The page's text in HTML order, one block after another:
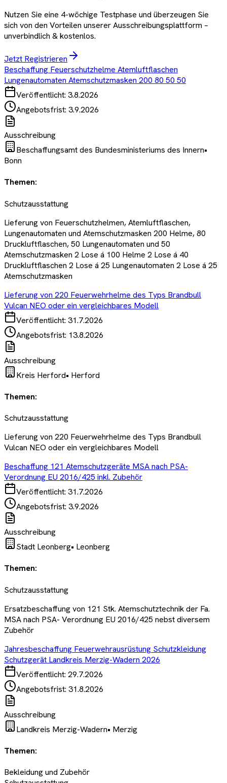
Nutzen Sie eine 4-wöchige Testphase und überzeugen Sie
sich von den Vorteilen unserer Ausschreibungsplattform –
unverbindlich & kostenlos.
Jetzt Registrieren
Beschaffung Feuerschutzhelme Atemluftflaschen
Lungenautomaten Atemschutzmasken 200 80 50 50
Veröffentlicht: 3.8.2026
Angebotsfrist: 3.9.2026
Ausschreibung
Beschaffungsamt des Bundesministeriums des Innern•
Bonn
Themen:
Schutzausstattung
Lieferung von Feuerschutzhelmen, Atemluftflaschen,
Lungenautomaten und Atemschutzmasken 200 Helme, 80
Druckluftflaschen, 50 Lungenautomaten und 50
Atemschutzmasken 2 Lose á 100 Helme 2 Lose á 40
Druckluftflaschen 2 Lose á 25 Lungenautomaten 2 Lose á 25
Atemschutzmasken
Lieferung von 220 Feuerwehrhelme des Typs Brandbull
Vulcan NEO oder ein vergleichbares Modell
Veröffentlicht: 31.7.2026
Angebotsfrist: 13.8.2026
Ausschreibung
Kreis Herford• Herford
Themen:
Schutzausstattung
Lieferung von 220 Feuerwehrhelme des Typs Brandbull
Vulcan NEO oder ein vergleichbares Modell
Beschaffung 121 Atemschutzgeräte MSA nach PSA-
Verordnung EU 2016/425 inkl. Zubehör
Veröffentlicht: 31.7.2026
Angebotsfrist: 3.9.2026
Ausschreibung
Stadt Leonberg• Leonberg
Themen:
Schutzausstattung
Ersatzbeschaffung von 121 Stk. Atemschutztechnik der Fa.
MSA nach PSA- Verordnung EU 2016/425 nebst diversem
Zubehör
Jahresbeschaffung Feuerwehrausrüstung Schutzkleidung
Schutzgerät Landkreis Merzig-Wadern 2026
Veröffentlicht: 29.7.2026
Angebotsfrist: 31.8.2026
Ausschreibung
Landkreis Merzig-Wadern• Merzig
Themen:
Bekleidung und Zubehör